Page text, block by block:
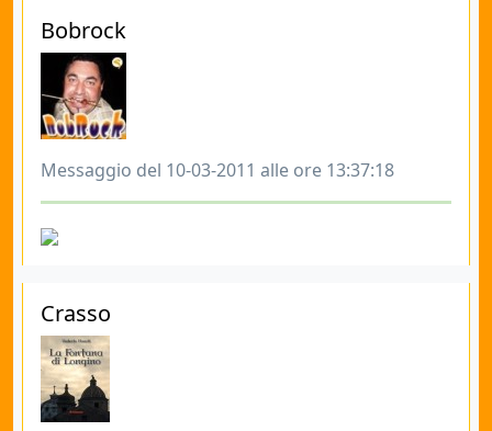
Bobrock
Messaggio del 10-03-2011 alle ore 13:37:18
Crasso